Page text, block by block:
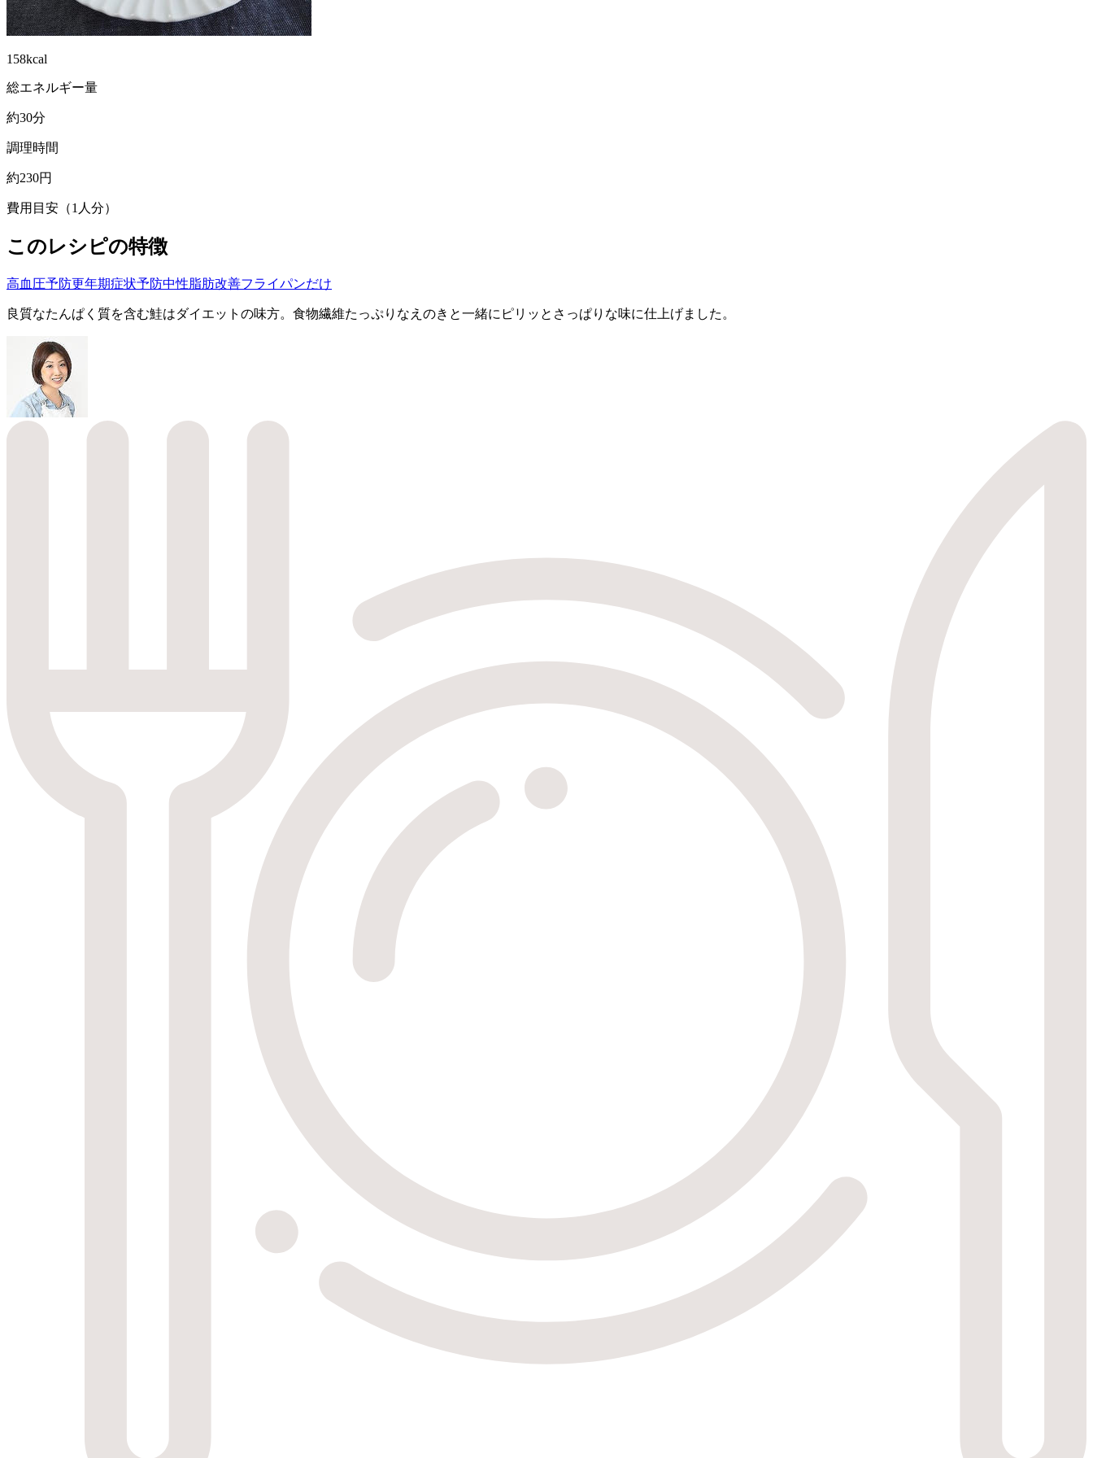
158kcal
総エネルギー量
約30分
調理時間
約230円
費用目安（1人分）
このレシピの特徴
高血圧予防更年期症状予防中性脂肪改善フライパンだけ
良質なたんぱく質を含む鮭はダイエットの味方。食物繊維たっぷりなえのきと一緒にピリッとさっぱりな味に仕上げました。